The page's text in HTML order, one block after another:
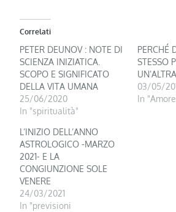
Correlati
PETER DEUNOV : NOTE DI
SCIENZA INIZIATICA.
SCOPO E SIGNIFICATO
DELLA VITA UMANA
25/06/2020
In "spiritualità"
PERCHÉ
STESSO
03/05/
In
L’INIZIO DELL’ANNO
ASTROLOGICO -MARZO
2021- E LA
CONGIUNZIONE SOLE
VENERE
24/03/2021
In "previsioni